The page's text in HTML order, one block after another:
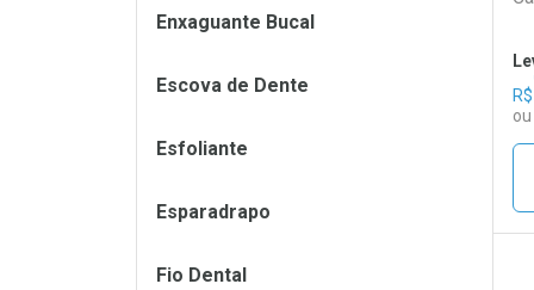
R$
Enxaguante Bucal
Escova de Dente
Esfoliante
Esparadrapo
Fio Dental